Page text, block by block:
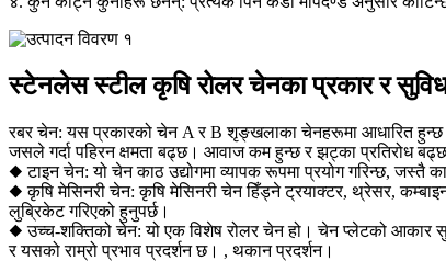
स्टेनलेस स्टील कृषि रोलर चेनका प्रकार र
रबर चेन: यस प्रकारको चेन A र B शृङ्खलाका चेनहरूमा आधारित हुन्छ
जसले गर्दा पहिरन क्षमता बढ्छ। आवाज कम हुन्छ र झट्का प्रतिरोध
◆ टाइन चेन: यो चेन काठ उद्योगमा व्यापक रूपमा प्रयोग गरिन्छ, जस्तै
◆ कृषि मेसिनरी चेन: कृषि मेसिनरी चेन हिँड्ने ट्रयाक्टर, थ्रेसर,
लुब्रिकेट गरिएको हुनुपर्छ।
◆ उच्च-शक्तिको चेन: यो एक विशेष रोलर चेन हो। चेन प्लेटको आकार
र यसको राम्रो प्रभाव प्रदर्शन छ। , थकान प्रदर्शन।